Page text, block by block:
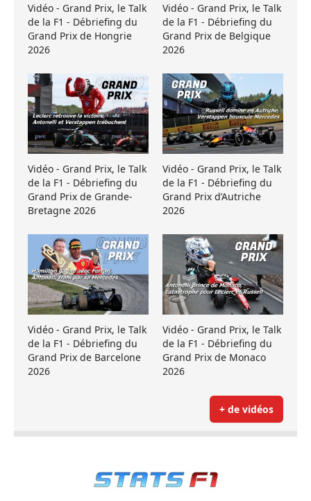
Vidéo - Grand Prix, le Talk
de la F1 - Débriefing du
Grand Prix de Hongrie
2026
Vidéo - Grand Prix, le Talk
de la F1 - Débriefing du
Grand Prix de Belgique
2026
Vidéo - Grand Prix, le Talk
de la F1 - Débriefing du
Grand Prix de Grande-
Bretagne 2026
Vidéo - Grand Prix, le Talk
de la F1 - Débriefing du
Grand Prix d’Autriche
2026
Vidéo - Grand Prix, le Talk
de la F1 - Débriefing du
Grand Prix de Barcelone
2026
Vidéo - Grand Prix, le Talk
de la F1 - Débriefing du
Grand Prix de Monaco
2026
+ de vidéos